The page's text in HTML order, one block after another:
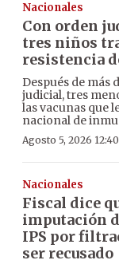
Nacionales
Con orden
tres niños
resistencia
Después de más
judicial, tres
las vacunas que
nacional de
Agosto 5, 2026
Nacionales
Fiscal dice
imputación
IPS por
ser recusado